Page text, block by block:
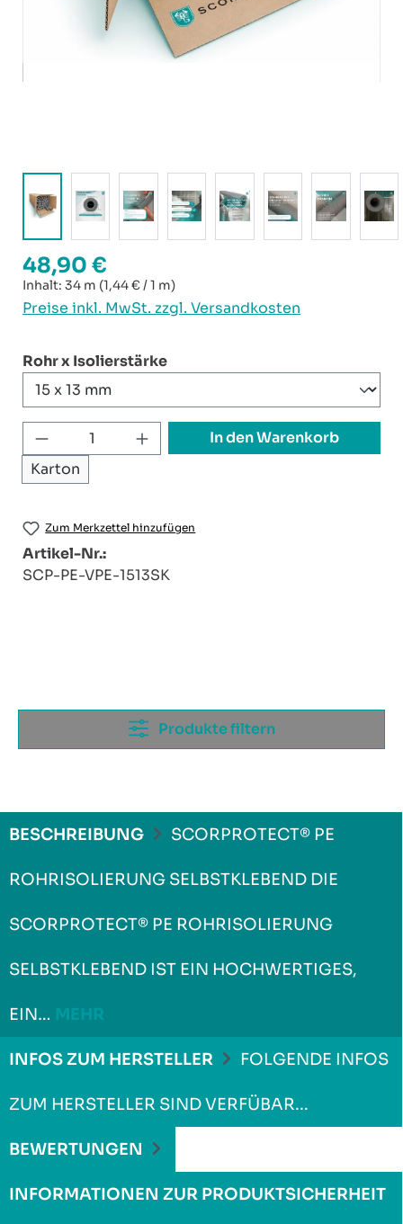
Regulärer Preis:
48,90 €
Inhalt: 34 m (1,44 € / 1 m)
Preise inkl. MwSt. zzgl. Versandkosten
Rohr x Isolierstärkeauswählen
Produkt Anzahl: Gib den
Karton
In den Warenkorb
Zum Merkzettel hinzufügen
Artikel-Nr.:
SCP-PE-VPE-1513SK
Produkte filtern
BESCHREIBUNG SCORPROTECT® PE
ROHRISOLIERUNG SELBSTKLEBEND DIE
SCORPROTECT® PE ROHRISOLIERUNG
SELBSTKLEBEND IST EIN HOCHWERTIGES,
EIN…
INFOS ZUM HERSTELLER FOLGENDE INFOS
ZUM HERSTELLER SIND VERFÜBAR...
BEWERTUNGEN
INFORMATIONEN ZUR PRODUKTSICHERHEIT